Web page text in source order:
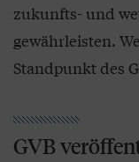
zukunfts- und
gewährleisten.
Standpunkt des
GVB